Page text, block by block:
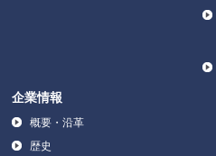
企業情報
概要・沿革
歴史